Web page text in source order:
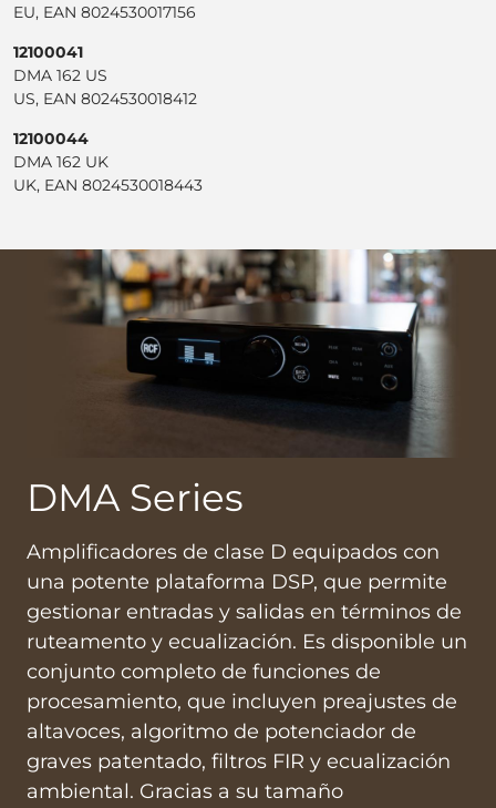
EU, EAN 8024530017156
12100041
DMA 162 US
US, EAN 8024530018412
12100044
DMA 162 UK
UK, EAN 8024530018443
DMA Series
Amplificadores de clase D equipados con
una potente plataforma DSP, que permite
gestionar entradas y salidas en términos de
ruteamento y ecualización. Es disponible un
conjunto completo de funciones de
procesamiento, que incluyen preajustes de
altavoces, algoritmo de potenciador de
graves patentado, filtros FIR y ecualización
ambiental. Gracias a su tamaño